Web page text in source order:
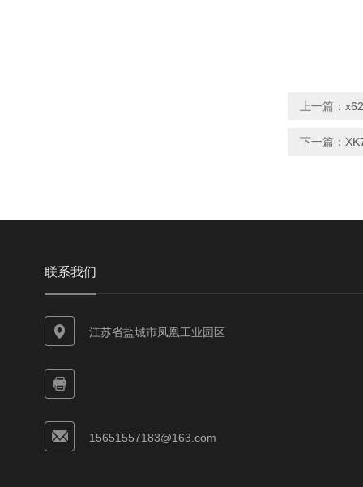
上一篇：
下一篇：
联系我们
江苏省盐城市凤凰工业园区
15651557183@163.com